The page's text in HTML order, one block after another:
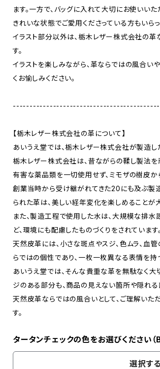
ます。一方で、バッグに入れて大切にお使いい
きれいな状態でご愛用くださっている方もいらっ
イラスト部分以外は、栃木レザー株式会社の
す。
イラストを楽しみながら、革ならではの風合い
くお愉しみください。
【栃木レザー株式会社の革について】
あいうえ堂では、栃木レザー株式会社が製造し
栃木レザー株式会社は、昔ながらの鞣し製法
有害な薬品類を一切使用せず、ミモザの樹皮か
創業当時から受け継がれてきた20にも及ぶ製
られた革は、美しい経年変化を楽しめることが
また、製造工程で使用した水は、大規模な排
ど、環境にも配慮したものづくりをされています。
天然皮革には、小さな斑点やスジ、色ムラ、血
らではの個性であり、一枚一枚異なる表情を持
あいうえ堂では、そんな貴重な革を無駄なく大
ジのある部分も、商品の見えない箇所や隠れる
天然皮革ならではの風合いとして、ご理解い
す。
タータンチェックの色をお選びください（
選択する